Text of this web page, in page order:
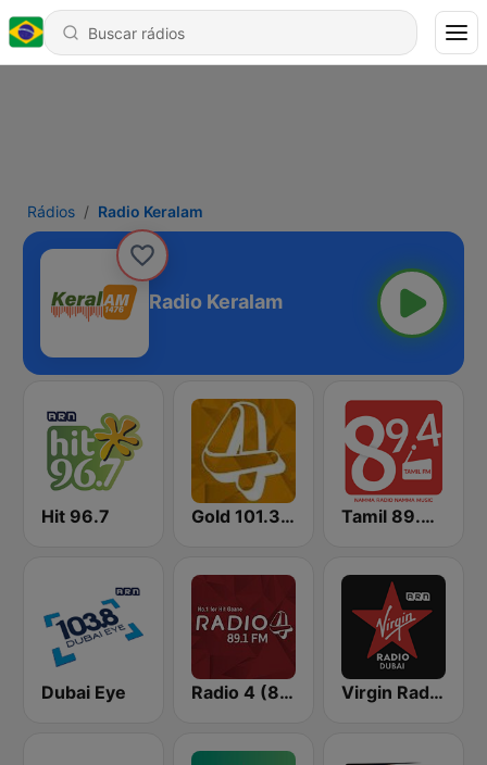
Rádios Radio Keralam
Radio Keralam
Hit 96.7 Gold 101.3 FM Tamil 89.4 FM
Dubai Eye Radio 4 (89.1) Virgin Radio Dubai (UAE Only)